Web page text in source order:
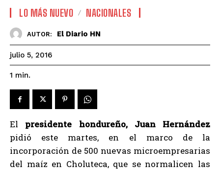
LO MÁS NUEVO NACIONALES
AUTOR: El Diario HN
julio 5, 2016
1 min.
El presidente hondureño, Juan Hernández
pidió este martes, en el marco de la
incorporación de 500 nuevas microempresarias
del maíz en Choluteca, que se normalicen las